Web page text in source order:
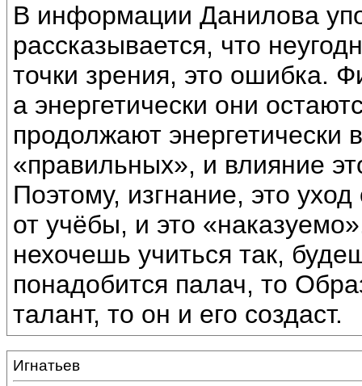
В информации Данилова
рассказывается, что
точки зрения, это ошибка.
а энергетически они
продолжают энергетически
«правильных», и влияние
Поэтому, изгнание, это
от учёбы, и это
нехочешь учиться так,
понадобится палач, то
талант, то он и его создаст.
Игнатьев